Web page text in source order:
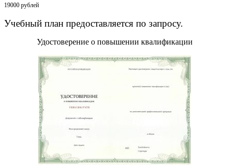
19000 рублей
Учебный план предоставляется по запросу.
Удостоверение о повышении квалификации